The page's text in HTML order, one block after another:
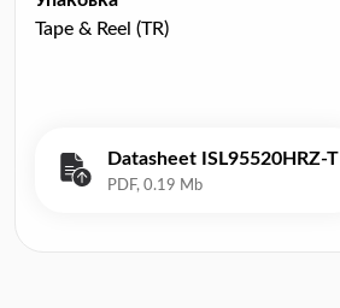
Tape & Reel (TR)
Datasheet ISL95520HRZ-T